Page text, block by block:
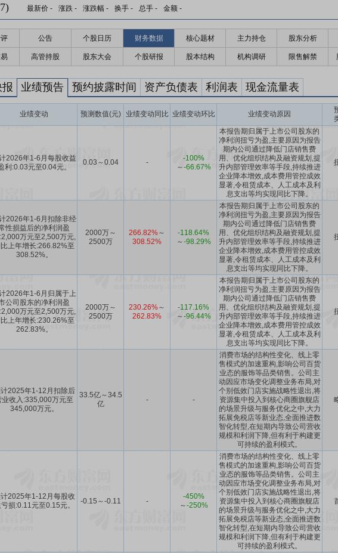
最新价 - 涨跌 - 涨跌幅 - 换手 - 总手 - 金额 -
公告 个股日历 财务数据 核心题材 主力持仓 股东分析
高管持股 股东大会 个股研报 股本结构 机构调研 限售解禁
报 业绩预告 预约披露时间 资产负债表 利润表 现金流量表
业绩变动 预测数值(元) 业绩变动同比 业绩变动环比 业绩变动原因
2026年1-6月每股收益
利:0.03元至0.04元。
0.03～0.04 -
-100%
～-66.67%
本报告期归属于上市公司股东的
净利润扭亏为盈,主要原因为报告
期内公司通过降低门店销售费
用、优化组织结构及融资规划,提
升内部管理效率等手段,持续推进
企业降本增效,成本费用管控成效
显著,令租赁成本、人工成本及利
息支出等均实现同比下降。
2026年1-6月扣除非经
性损益后的净利润盈
万元至2,500万元,
比上年增长:266.82%至
308.52%。
2000万～
2500万
266.82%～
308.52%
-118.64%
～-98.29%
本报告期归属于上市公司股东的
净利润扭亏为盈,主要原因为报告
期内公司通过降低门店销售费
用、优化组织结构及融资规划,提
升内部管理效率等手段,持续推进
企业降本增效,成本费用管控成效
显著,令租赁成本、人工成本及利
息支出等均实现同比下降。
2026年1-6月归属于上
公司股东的净利润盈
万元至2,500万元,
比上年增长:230.26%至
262.83%。
2000万～
2500万
230.26%～
262.83%
-117.16%
～-96.44%
本报告期归属于上市公司股东的
净利润扭亏为盈,主要原因为报告
期内公司通过降低门店销售费
用、优化组织结构及融资规划,提
升内部管理效率等手段,持续推进
企业降本增效,成本费用管控成效
显著,令租赁成本、人工成本及利
息支出等均实现同比下降。
2025年1-12月扣除后
业收入:335,000万元至
345,000万元。
33.5亿～34.5
亿
- -
消费市场的结构性变化、线上零
售模式的加速重构,影响公司百货
业态的服饰等品类销售。公司主
动因应市场变化调整业务布局,对
个别低效门店实施战略性退出,将
资源集中投入到核心商圈旗舰店
的场景升级与服务优化之中,大力
拓展免税店等新业态,全面推进数
智化转型,在短期内导致公司营收
规模和利润下降,但有利于构建更
可持续的盈利模式。
2025年1-12月每股收
损:0.11元至0.15元。
-0.15～-0.11 -
-450%
～-250%
消费市场的结构性变化、线上零
售模式的加速重构,影响公司百货
业态的服饰等品类销售。公司主
动因应市场变化调整业务布局,对
个别低效门店实施战略性退出,将
资源集中投入到核心商圈旗舰店
的场景升级与服务优化之中,大力
拓展免税店等新业态,全面推进数
智化转型,在短期内导致公司营收
规模和利润下降,但有利于构建更
可持续的盈利模式。